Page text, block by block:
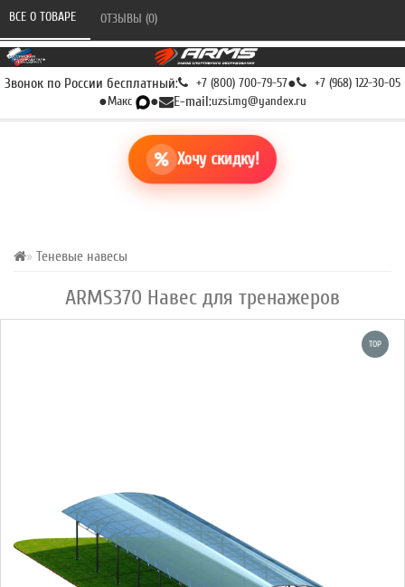
Звонок по России бесплатный: +7 (800) 700-79-57● +7 (968) 122-30-05
●Макс ● E-mail:uzsi.mg@yandex.ru
Хочу скидку!
Теневые навесы
ARMS370 Навес для тренажеров
ВСЕ О ТОВАРЕ ОТЗЫВЫ (0)
TOP